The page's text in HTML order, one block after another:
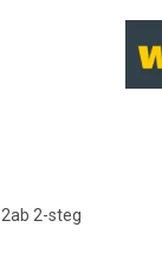
2-steg